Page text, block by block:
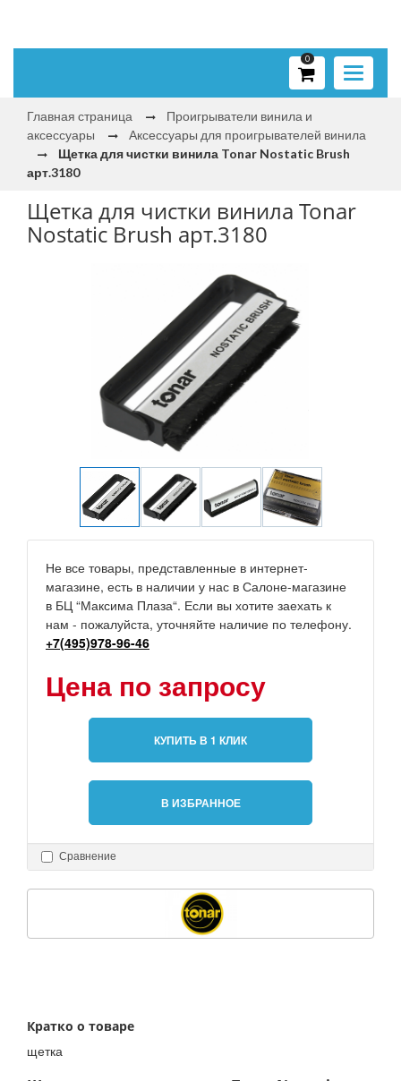
Toggle
0
Главная страница
Проигрыватели винила и
аксессуары
Аксессуары для проигрывателей винила
Щетка для чистки винила Tonar Nostatic Brush
арт.3180
Щетка для чистки винила Tonar
Nostatic Brush арт.3180
Не все товары, представленные в интернет-
магазине, есть в наличии у нас в Салоне-магазине
в БЦ “Максима Плаза“. Если вы хотите заехать к
нам - пожалуйста, уточняйте наличие по телефону.
+7(495)978-96-46
Цена по запросу
КУПИТЬ В 1 КЛИК
В ИЗБРАННОЕ
Сравнение
Кратко о товаре
щетка